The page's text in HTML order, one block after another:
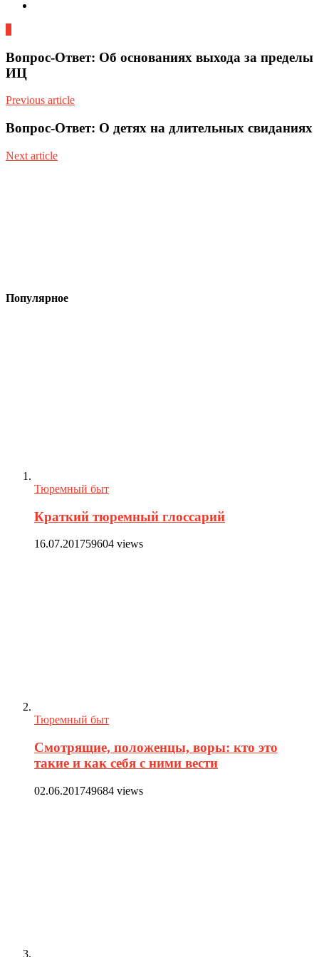
Вопрос-Ответ: Об основаниях выхода за пределы
ИЦ
Previous article
Вопрос-Ответ: О детях на длительных свиданиях
Next article
Популярное
Тюремный быт
Краткий тюремный глоссарий
16.07.201759604 views
Тюремный быт
Смотрящие, положенцы, воры: кто это
такие и как себя с ними вести
02.06.201749684 views